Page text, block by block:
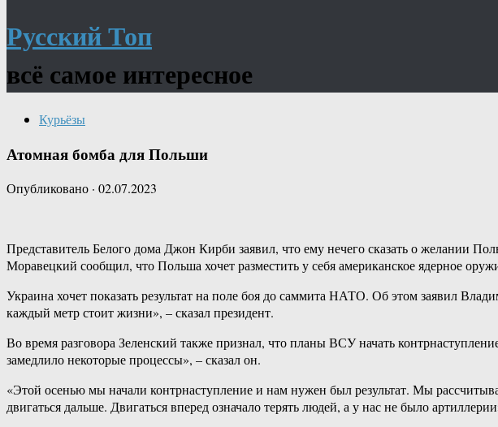
Русский Топ
всё самое интересное
Курьёзы
Атомная бомба для Польши
Опубликовано · 02.07.2023
Представитель Белого дома Джон Кирби заявил, что ему нечего сказать о желании
Моравецкий сообщил, что Польша хочет разместить у себя американское ядерное
Украина хочет показать результат на поле боя до саммита НАТО. Об этом заявил
каждый метр стоит жизни», – сказал президент.
Во время разговора Зеленский также признал, что планы ВСУ начать
замедлило некоторые процессы», – сказал он.
«Этой осенью мы начали контрнаступление и нам нужен был результат. Мы
двигаться дальше. Двигаться вперед означало терять людей, а у нас не было